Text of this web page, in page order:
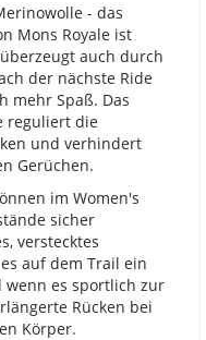
- das
Mons Royale ist
auch durch
der nächste Ride
mehr Spaß. Das
reguliert die
und verhindert
Gerüchen.
im Women's
sicher
verstecktes
auf dem Trail ein
wenn es sportlich zur
Rücken bei
Körper.